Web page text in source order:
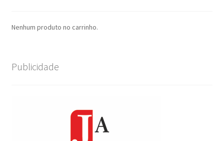
Nenhum produto no carrinho.
Publicidade